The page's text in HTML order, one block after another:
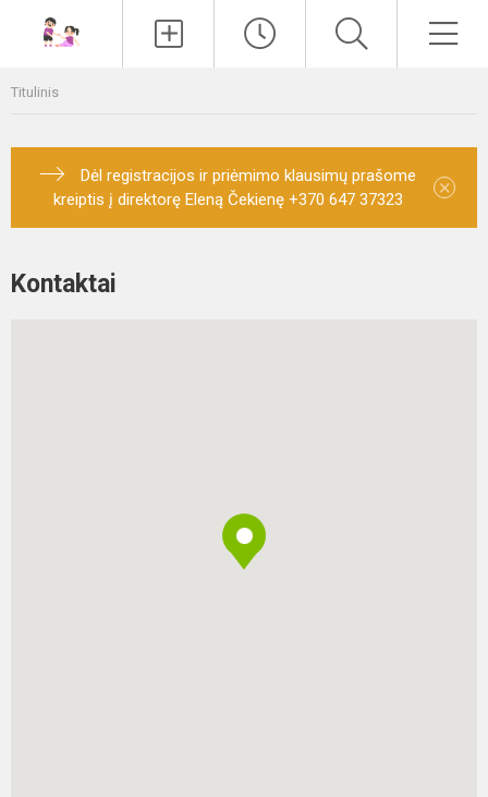
Titulinis
Dėl registracijos ir priėmimo klausimų prašome
kreiptis į direktorę Eleną Čekienę +370 647 37323
×
Kontaktai